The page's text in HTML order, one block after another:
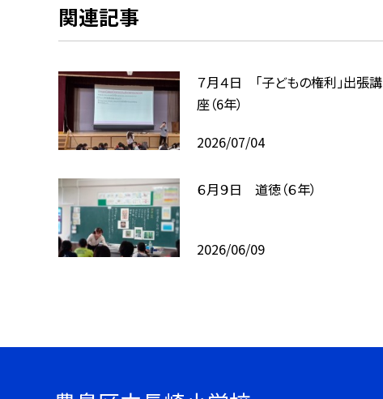
関連記事
７月４日 「子どもの権利」出張講
座（6年）
2026/07/04
６月９日 道徳（６年）
2026/06/09